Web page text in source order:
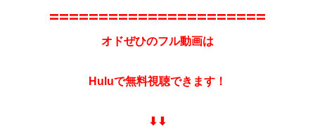
======================
オドぜひのフル動画は
Huluで無料視聴できます！
⬇︎⬇︎